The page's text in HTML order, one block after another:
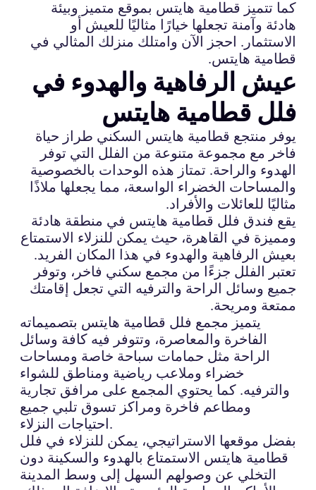
كما تتميز قطامية هايتس بموقع متميز وبيئة
هادئة وآمنة تجعلها خيارًا مثاليًا للعيش أو
الاستثمار. احجز الآن وامتلك منزلك المثالي في
قطامية هايتس.
عيش الرفاهية والهدوء في
فلل قطامية هايتس
يوفر منتجع قطامية هايتس السكني طراز حياة
فاخر مع مجموعة متنوعة من الفلل التي توفر
الهدوء والراحة. تمتاز هذه الوحدات بالخصوصية
والمساحات الخضراء الواسعة، مما يجعلها ملاذًا
مثاليًا للعائلات والأفراد.
يقع فندق فلل قطامية هايتس في منطقة هادئة
ومميزة في القاهرة، حيث يمكن للنزلاء الاستمتاع
بعيش الرفاهية والهدوء في هذا المكان الفريد.
تعتبر الفلل جزءًا من مجمع سكني فاخر، وتوفر
جميع وسائل الراحة والترفيه التي تجعل إقامتك
ممتعة ومريحة.
يتميز مجمع فلل قطامية هايتس بتصميماته
الفاخرة والمعاصرة، وتتوفر فيه كافة وسائل
الراحة مثل حمامات سباحة خاصة ومساحات
خضراء وملاعب رياضية ومناطق للشواء
والترفيه. كما يحتوي المجمع على مرافق تجارية
ومطاعم فاخرة ومراكز تسوق تلبي جميع
احتياجات النزلاء.
بفضل موقعها الاستراتيجي، يمكن للنزلاء في فلل
قطامية هايتس الاستمتاع بالهدوء والسكينة دون
التخلي عن وصولهم السهل إلى وسط المدينة